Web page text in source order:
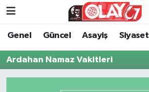
Genel Güncel Asayiş Siyaset
Ardahan Namaz Vakitleri
KATEGORİSİZ
ANA SAYFA
Genel
Güncel
Zonguldak Nöbetçi Eczaneler
Zonguldak Hava Durumu